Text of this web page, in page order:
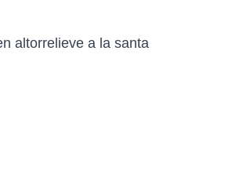
altorrelieve a la santa